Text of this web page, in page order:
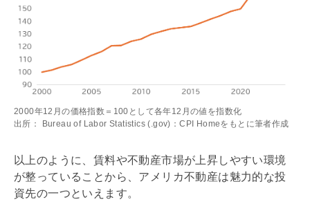
2000年12月の価格指数＝100として各年12月の値を指数化
出所： Bureau of Labor Statistics (.gov)：CPI Homeをもとに筆者作成
以上のように、賃料や不動産市場が上昇しやすい環境
が整っていることから、アメリカ不動産は魅力的な投
資先の一つといえます。